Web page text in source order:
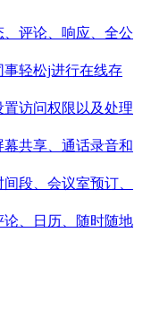
评论、响应、全公
轻松j进行在线存
访问权限以及处理
共享、通话录音和
段、会议室预订、
、日历、随时随地